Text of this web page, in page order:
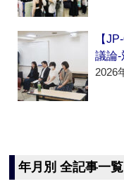
【
議論
2026
年月別 全記事一覧